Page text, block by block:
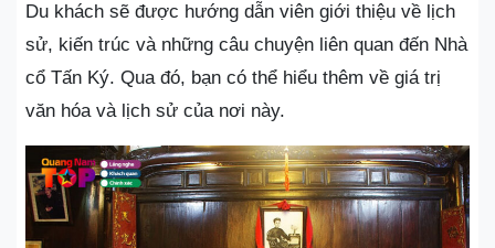
Du khách sẽ được hướng dẫn viên giới thiệu về lịch
sử, kiến trúc và những câu chuyện liên quan đến Nhà
cổ Tấn Ký. Qua đó, bạn có thể hiểu thêm về giá trị
văn hóa và lịch sử của nơi này.